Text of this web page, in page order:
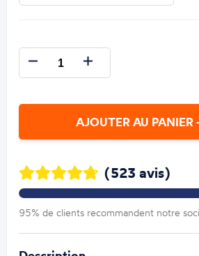
AJOUTER AU
(523 avis)
95% de clients recommandent notre